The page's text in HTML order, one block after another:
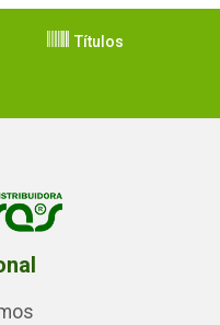
Títulos